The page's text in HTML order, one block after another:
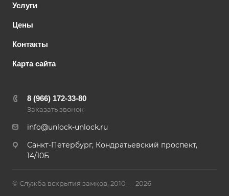
Услуги
Цены
Контакты
Карта сайта
8 (966) 172-33-80
Заказать звонок
info@unlock-unlock.ru
Санкт-Петербург, Кондратьевский проспект,
14/10Б
© Служба вскрытия замков, 2010 — 2026